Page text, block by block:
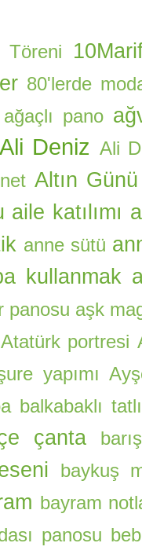
Töreni
80'lerde
ağaçlı pano
Ali Deniz Ali
Altın Günü
katılımı
anne sütü
kullanmak
panosu aşk
Atatürk portresi
yapımı
balkabaklı tatlı
çanta
baykuş
bayram
panosu